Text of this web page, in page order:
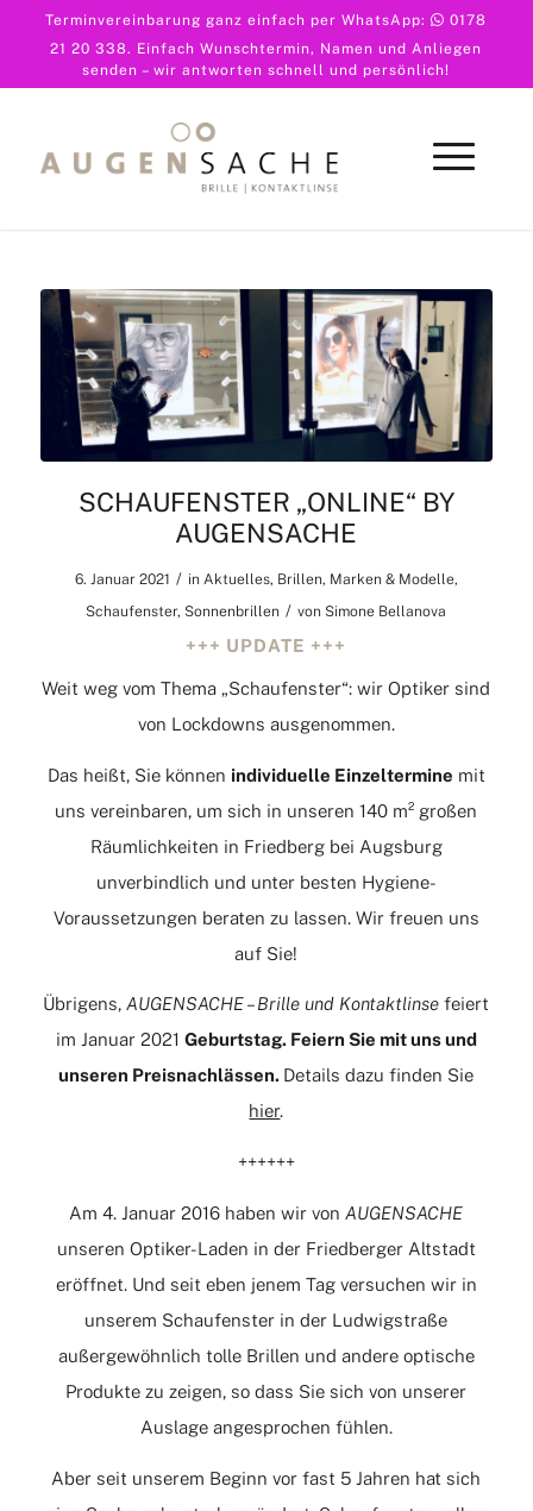
Terminvereinbarung ganz einfach per WhatsApp:
0178
21 20 338. Einfach Wunschtermin, Namen und Anliegen
senden – wir antworten schnell und persönlich!
SCHAUFENSTER „ONLINE“ BY
AUGENSACHE
6. Januar 2021 / in Aktuelles, Brillen, Marken & Modelle,
Schaufenster, Sonnenbrillen / von Simone Bellanova
+++ UPDATE +++
Weit weg vom Thema „Schaufenster“: wir Optiker sind
von Lockdowns ausgenommen.
Das heißt, Sie können individuelle Einzeltermine mit
uns vereinbaren, um sich in unseren 140 m² großen
Räumlichkeiten in Friedberg bei Augsburg
unverbindlich und unter besten Hygiene-
Voraussetzungen beraten zu lassen. Wir freuen uns
auf Sie!
Übrigens,AUGENSACHE – Brille und Kontaktlinse feiert
im Januar 2021 Geburtstag. Feiern Sie mit uns und
unseren Preisnachlässen. Details dazu finden Sie
hier.
++++++
Am 4. Januar 2016 haben wir vonAUGENSACHE
unseren Optiker-Laden in der Friedberger Altstadt
eröffnet. Und seit eben jenem Tag versuchen wir in
unserem Schaufenster in der Ludwigstraße
außergewöhnlich tolle Brillen und andere optische
Produkte zu zeigen, so dass Sie sich von unserer
Auslage angesprochen fühlen.
Aber seit unserem Beginn vor fast 5 Jahren hat sich